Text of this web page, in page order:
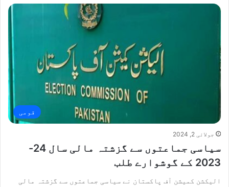
قومی
جولائی 2, 2024
سیاسی جماعتوں سے گزشتہ مالی سال 24-
2023 کے گوشوارے طلب
الیکشن کمیشن آف پاکستان نے سیاسی جماعتوں سے گزشتہ مالی